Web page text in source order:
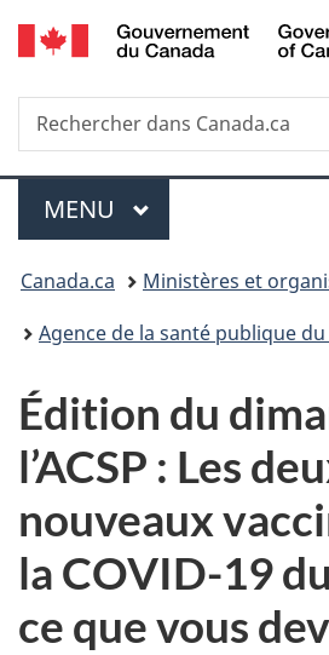
au
à
Au
du
à
Recherche
Rechercher
dans
Menu
MENU PRINCIPAL
Vous
êtes
Canada.ca
Ministères et
Agence de la santé publique du
Édition du
l’ACSP : Les
nouveaux
la COVID-19
ce que vous